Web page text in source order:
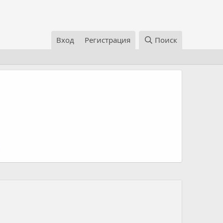
Вход Регистрация Поиск